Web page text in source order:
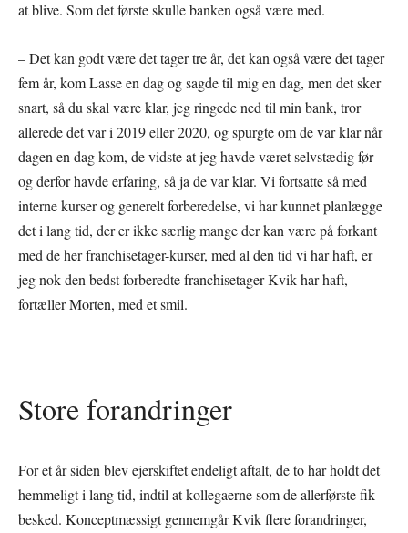
at blive. Som det første skulle banken også være med.
– Det kan godt være det tager tre år, det kan også være det tager
fem år, kom Lasse en dag og sagde til mig en dag, men det sker
snart, så du skal være klar, jeg ringede ned til min bank, tror
allerede det var i 2019 eller 2020, og spurgte om de var klar når
dagen en dag kom, de vidste at jeg havde været selvstædig før
og derfor havde erfaring, så ja de var klar. Vi fortsatte så med
interne kurser og generelt forberedelse, vi har kunnet planlægge
det i lang tid, der er ikke særlig mange der kan være på forkant
med de her franchisetager-kurser, med al den tid vi har haft, er
jeg nok den bedst forberedte franchisetager Kvik har haft,
fortæller Morten, med et smil.
Store forandringer
For et år siden blev ejerskiftet endeligt aftalt, de to har holdt det
hemmeligt i lang tid, indtil at kollegaerne som de allerførste fik
besked. Konceptmæssigt gennemgår Kvik flere forandringer,